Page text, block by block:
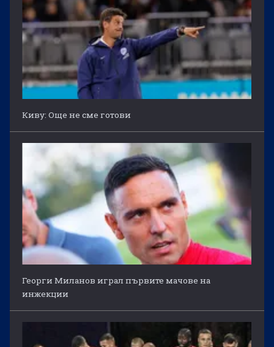
Киву: Още не сме готови
Георги Миланов играл първите мачове на
инжекции